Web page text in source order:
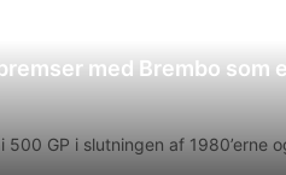
med Brembo som
GP i slutningen af 1980’erne